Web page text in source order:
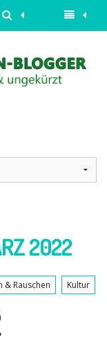
2022
& Rauschen Kultur